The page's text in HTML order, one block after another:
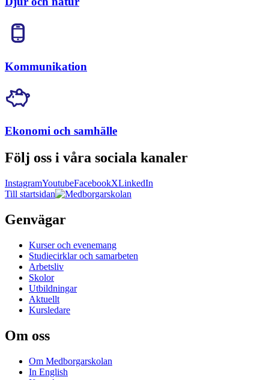
Kommunikation
Ekonomi och samhälle
Följ oss i våra sociala kanaler
InstagramYoutubeFacebookXLinkedIn
Till startsidan
Genvägar
Kurser och evenemang
Studiecirklar och samarbeten
Arbetsliv
Skolor
Utbildningar
Aktuellt
Kursledare
Om oss
Om Medborgarskolan
In English